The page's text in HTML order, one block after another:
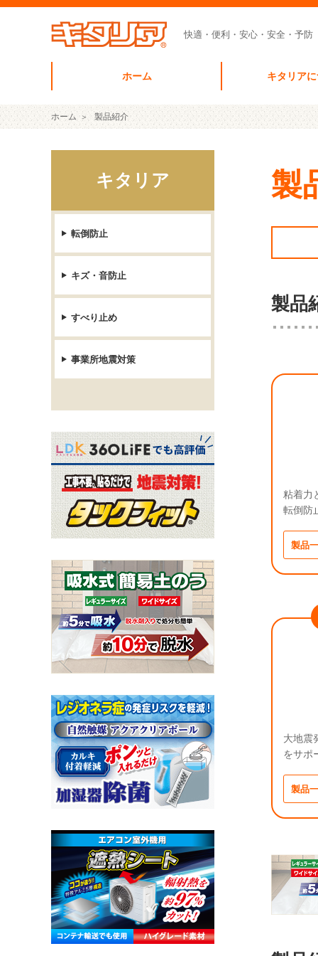
快適・便利・安心・安全・予
ホーム キタリア
ホーム 製品紹介
製
製品
粘着力
転倒防
製品
大地震
をサポ
製品
キタリア
転倒防止
キズ・音防止
すべり止め
事業所地震対策